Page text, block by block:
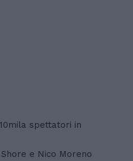
spettatori in
e Nico Moreno